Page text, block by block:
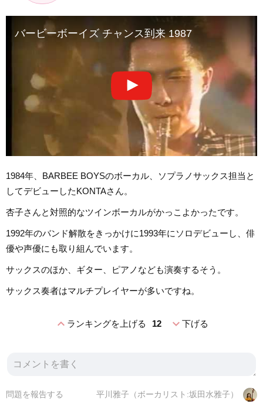
バービーボーイズ チャンス到来 1987
1984年、BARBEE BOYSのボーカル、ソプラノサックス担当と
してデビューしたKONTAさん。
杏子さんと対照的なツインボーカルがかっこよかったです。
1992年のバンド解散をきっかけに1993年にソロデビューし、俳
優や声優にも取り組んでいます。
サックスのほか、ギター、ピアノなども演奏するそう。
サックス奏者はマルチプレイヤーが多いですね。
expand_lessランキングを上げる 12 expand_more下げる
平川雅子（ボーカリスト:坂田水雅子）
問題を報告する